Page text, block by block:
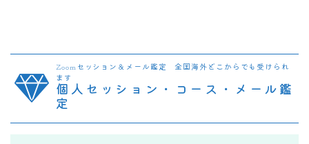
Zoomセッション＆メール鑑定 全国海外どこからでも受けられ
ます
個人セッション・コース・メール鑑
定